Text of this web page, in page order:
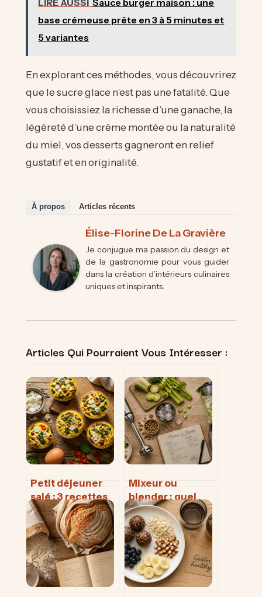
base crémeuse prête en 3 à 5 minutes et
5 variantes
En explorant ces méthodes, vous découvrirez
que le sucre glace n’est pas une fatalité. Que
vous choisissiez la richesse d’une ganache, la
légèreté d’une crème montée ou la naturalité
du miel, vos desserts gagneront en relief
gustatif et en originalité.
À propos Articles récents
Élise-Florine De La Gravière
Je conjugue ma passion du design et
de la gastronomie pour vous guider
dans la création d’intérieurs culinaires
uniques et inspirants.
Articles Qui Pourraient Vous Intéresser :
Petit déjeuner
salé : 3 recettes
meal prep pour
en finir avec le
coup de barre de
11h
Mixeur ou
blender : quel
appareil choisir
pour vos soupes,
smoothies et
purées ?